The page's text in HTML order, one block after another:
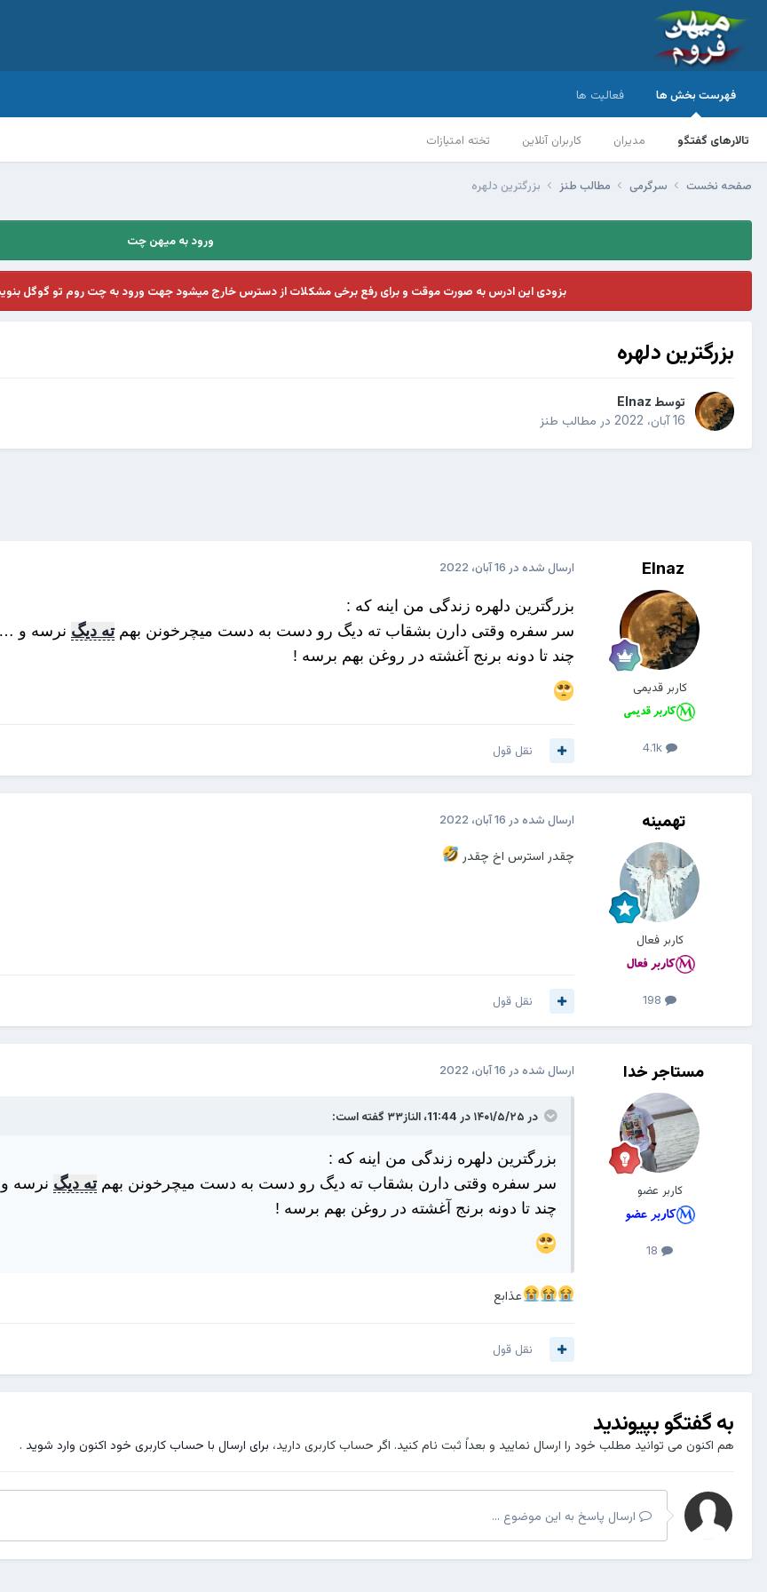
فهرست بخش ها
تالارهای گفتگو مدیران کاربران آنلاین تخته امتیازات
فعالیت ها
صفحه نخست سرگرمی مطالب طنز بزرگترین دلهره
ورود به میهن چت
بزودی این ادرس به صورت موقت و برای رفع برخی مشکلات از دسترس خارج میشود جهت ورود به چت روم تو گوگل
بزرگترین دلهره
توسط Elnaz
16 آبان، 2022
در مطالب طنز
Elnaz
کاربر قدیمی
4.1k
ارسال شده در 16 آبان، 2022
بزرگترین دلهره زندگی من اینه که :
سر سفره وقتی دارن بشقاب ته دیگ رو دست به دست میچرخونن بهمته دیگ نرسه و …
چند تا دونه برنج آغشته در روغن بهم برسه !
نقل قول
تهمینه
کاربر فعال
ارسال شده در 16 آبان، 2022
چقدر استرس اخ چقدر
نقل قول
مستاجر خدا
کاربر عضو
ارسال شده در 16 آبان، 2022
در ۱۴۰۱/۵/۲۵ در 11:44، الناز۳۳ گفته است:
بزرگترین دلهره زندگی من اینه که :
سر سفره وقتی دارن بشقاب ته دیگ رو دست به دست میچرخونن بهمته دیگ نرسه
چند تا دونه برنج آغشته در روغن بهم برسه !
عذابع
نقل قول
به گفتگو بپیوندید
هم اکنون می توانید مطلب خود را ارسال نمایید و بعداً ثبت نام کنید. اگر حساب کاربری دارید، برای ارسال با حساب کاربری خود اکنون وارد شوید .
ارسال پاسخ به این موضوع ...